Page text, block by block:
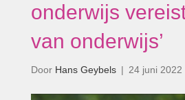
onderwijs
van onderwijs’
Door Hans Geybels | 24 juni 2022